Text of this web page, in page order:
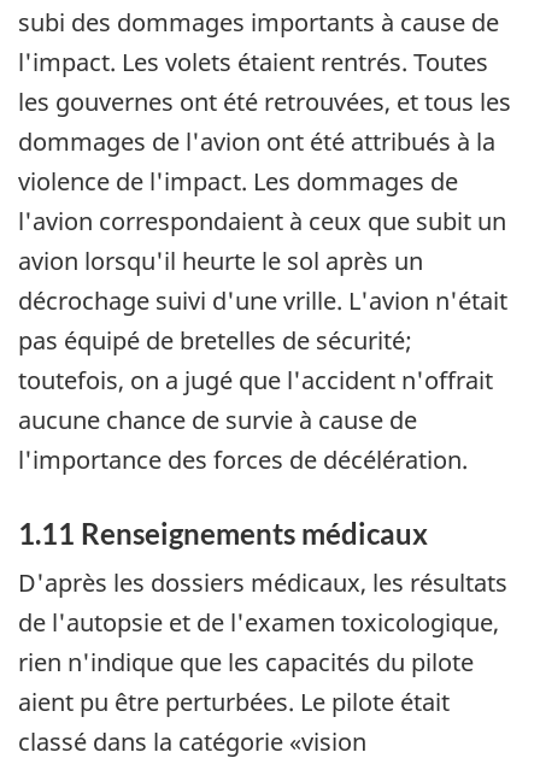
subi des dommages importants à cause de
l'impact. Les volets étaient rentrés. Toutes
les gouvernes ont été retrouvées, et tous les
dommages de l'avion ont été attribués à la
violence de l'impact. Les dommages de
l'avion correspondaient à ceux que subit un
avion lorsqu'il heurte le sol après un
décrochage suivi d'une vrille. L'avion n'était
pas équipé de bretelles de sécurité;
toutefois, on a jugé que l'accident n'offrait
aucune chance de survie à cause de
l'importance des forces de décélération.
1.11 Renseignements médicaux
D'après les dossiers médicaux, les résultats
de l'autopsie et de l'examen toxicologique,
rien n'indique que les capacités du pilote
aient pu être perturbées. Le pilote était
classé dans la catégorie «vision